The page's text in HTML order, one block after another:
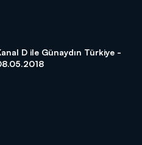
D ile Günaydın Türkiye -